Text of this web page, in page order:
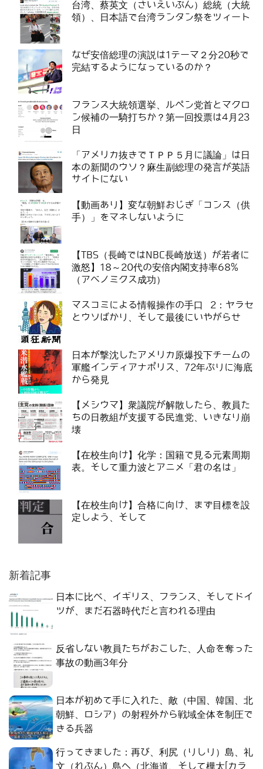
台湾、蔡英文（さいえいぶん）総統（大統
領）、日本語で台湾ランタン祭をツィート
なぜ安倍総理の演説は1テーマ２分20秒で
完結するようになっているのか？
フランス大統領選挙、ルペン党首とマクロ
ン候補の一騎打ちか？第一回投票は4月23
日
「アメリカ抜きでＴＰＰ５月に議論」は日
本の新聞のウソ？麻生副総理の発言が英語
サイトにない
【動画あり】変な朝鮮おじぎ「コンス（供
手）」をマネしないように
【TBS（長崎ではNBC長崎放送）が若者に
激怒】18～20代の安倍内閣支持率68%
（アベノミクス成功）
マスコミによる情報操作の手口 2：ヤラセ
とウソばかり、そして最後にいやがらせ
日本が撃沈したアメリカ原爆投下チームの
軍艦インディアナポリス、72年ぶりに海底
から発見
【メシウマ】衆議院が解散したら、教員た
ちの日教組が支援する民進党、いきなり崩
壊
【在校生向け】化学：国籍で見る元素周期
表。そして重力波とアニメ「君の名は」
【在校生向け】合格に向け、まず目標を設
定しよう、そして
新着記事
日本に比べ、イギリス、フランス、そしてドイ
ツが、まだ石器時代だと言われる理由
反省しない教員たちがおこした、人命を奪った
事故の動画3年分
日本が初めて手に入れた、敵（中国、韓国、北
朝鮮、ロシア）の射程外から戦域全体を制圧で
きる兵器
行ってきました：再び、利尻（りしり）島、礼
文（れぶん）島へ（北海道、そして樺太[カラ